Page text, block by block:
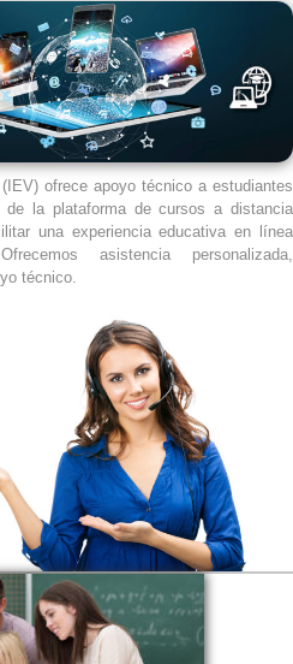
ofrece apoyo técnico a estudiantes
la plataforma de cursos a distancia
una experiencia educativa en línea
asistencia personalizada,
técnico.